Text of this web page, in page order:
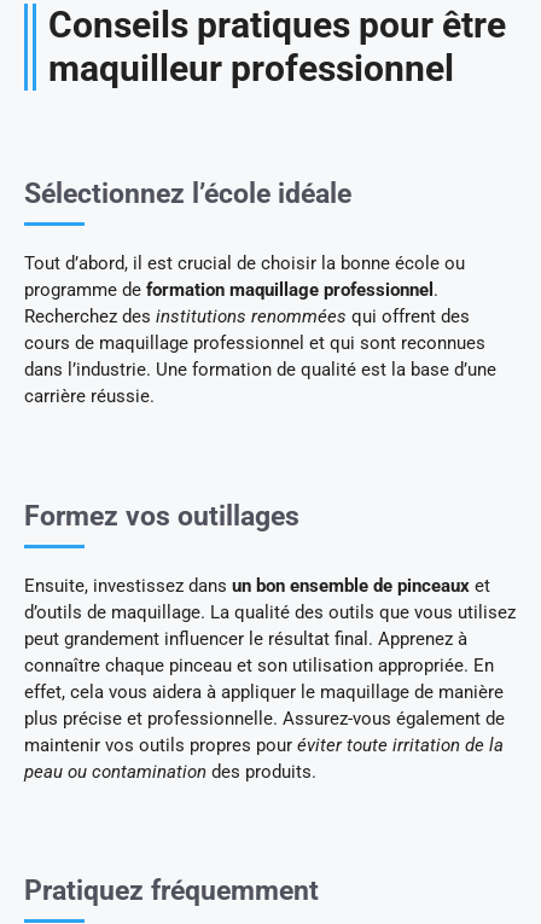
Conseils pratiques pour être
maquilleur professionnel
Sélectionnez l’école idéale
Tout d’abord, il est crucial de choisir la bonne école ou
programme de formation maquillage professionnel .
Recherchez des institutions renommées qui offrent des
cours de maquillage professionnel et qui sont reconnues
dans l’industrie. Une formation de qualité est la base d’une
carrière réussie.
Formez vos outillages
Ensuite, investissez dans un bon ensemble de pinceaux et
d’outils de maquillage. La qualité des outils que vous utilisez
peut grandement influencer le résultat final. Apprenez à
connaître chaque pinceau et son utilisation appropriée. En
effet, cela vous aidera à appliquer le maquillage de manière
plus précise et professionnelle. Assurez-vous également de
maintenir vos outils propres pour éviter toute irritation de la
peau ou contamination des produits.
Pratiquez fréquemment